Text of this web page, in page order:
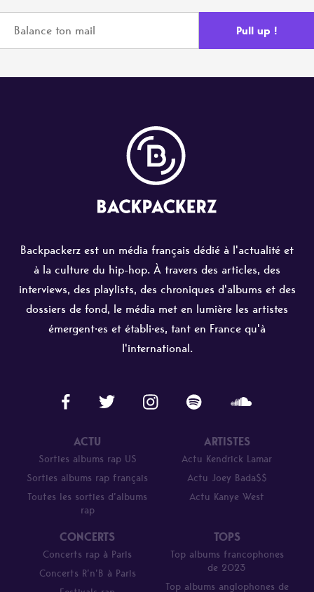
Backpackerz est un média français dédié à l'actualité et
à la culture du hip-hop. À travers des articles, des
interviews, des playlists, des chroniques d'albums et des
dossiers de fond, le média met en lumière les artistes
émergent·es et établi·es, tant en France qu'à
l'international.
ACTU
Sorties albums rap US
Sorties albums rap français
Toutes les sorties d’albums
rap
ARTISTES
Actu Kendrick Lamar
Actu Joey Bada$$
Actu Kanye West
CONCERTS
Concerts rap à Paris
Concerts R’n’B à Paris
TOPS
Top albums francophones
de 2023
Top albums anglophones de